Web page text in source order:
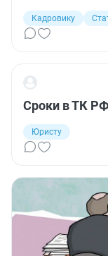
нормативными
Кадровику
Сроки в ТК РФ
Юристу